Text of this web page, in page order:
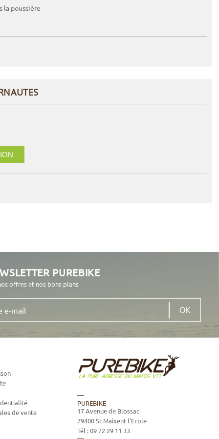
la poussière
PUREBIKE
offres et nos bons plans
de vente
PUREBIKE
17 Avenue de Blossac
79400St Maixent l'Ecole
Tél :09 72 29 11 33